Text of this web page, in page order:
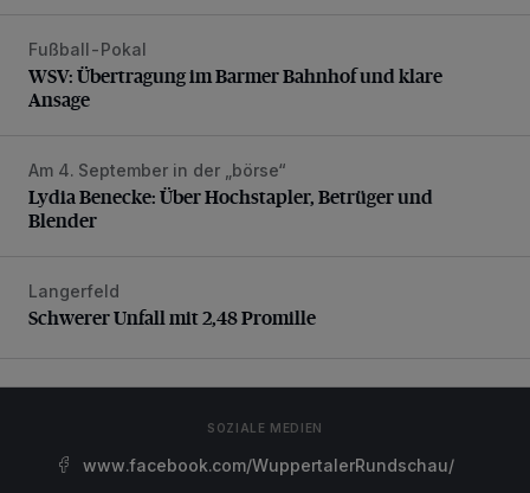
WSV: Übertragung im Barmer Bahnhof und klare Ansage
Fußball-Pokal
WSV: Übertragung im Barmer Bahnhof und klare
Ansage
Lydia Benecke: Über Hochstapler, Betrüger und Blender
Am 4. September in der „börse“
Lydia Benecke: Über Hochstapler, Betrüger und
Blender
Schwerer Unfall mit 2,48 Promille
Langerfeld
Schwerer Unfall mit 2,48 Promille
SOZIALE MEDIEN
www.facebook.com/WuppertalerRundschau/